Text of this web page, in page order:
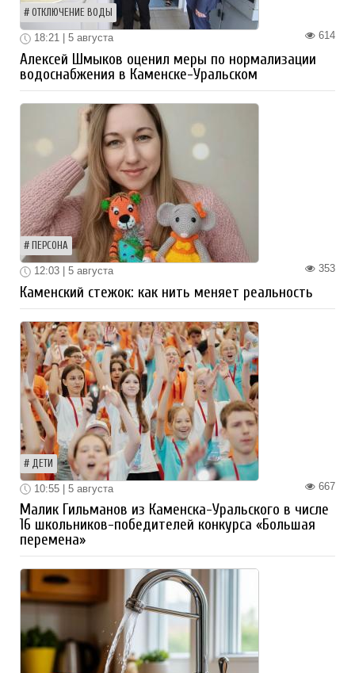
ОТКЛЮЧЕНИЕ ВОДЫ
614
18:21 | 5 августа
Алексей Шмыков оценил меры по нормализации
водоснабжения в Каменске-Уральском
ПЕРСОНА
353
12:03 | 5 августа
Каменский стежок: как нить меняет реальность
ДЕТИ
667
10:55 | 5 августа
Малик Гильманов из Каменска-Уральского в числе
16 школьников-победителей конкурса «Большая
перемена»